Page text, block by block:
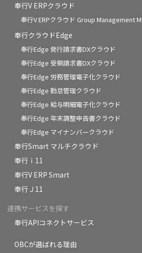
奉行V ERPクラウド
奉行V ERPクラウド Group Management
奉行クラウドEdge
奉行Edge 発行請求書DXクラウド
奉行Edge 受領請求書DXクラウド
奉行Edge 労務管理電子化クラウド
奉行Edge 勤怠管理クラウド
奉行Edge 給与明細電子化クラウド
奉行Edge 年末調整申告書クラウド
奉行Edge マイナンバークラウド
奉行Smart マルチクラウド
奉行ｉ11
奉行V ERP Smart
奉行Ｊ11
連携サービスを探す
奉行APIコネクトサービス
OBCが選ばれる理由